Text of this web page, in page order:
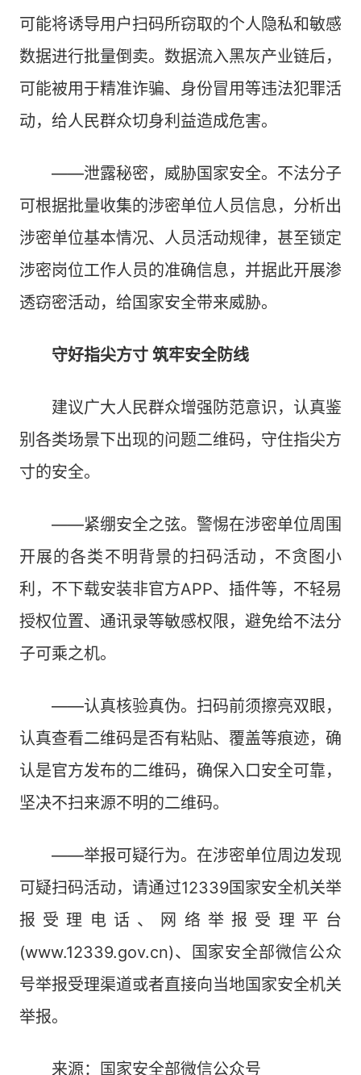
可能将诱导用户扫码所窃取的个人隐私和敏感
数据进行批量倒卖。数据流入黑灰产业链后，
可能被用于精准诈骗、身份冒用等违法犯罪活
动，给人民群众切身利益造成危害。
——泄露秘密，威胁国家安全。不法分子
可根据批量收集的涉密单位人员信息，分析出
涉密单位基本情况、人员活动规律，甚至锁定
涉密岗位工作人员的准确信息，并据此开展渗
透窃密活动，给国家安全带来威胁。
守好指尖方寸 筑牢安全防线
建议广大人民群众增强防范意识，认真鉴
别各类场景下出现的问题二维码，守住指尖方
寸的安全。
——紧绷安全之弦。警惕在涉密单位周围
开展的各类不明背景的扫码活动，不贪图小
利，不下载安装非官方APP、插件等，不轻易
授权位置、通讯录等敏感权限，避免给不法分
子可乘之机。
——认真核验真伪。扫码前须擦亮双眼，
认真查看二维码是否有粘贴、覆盖等痕迹，确
认是官方发布的二维码，确保入口安全可靠，
坚决不扫来源不明的二维码。
——举报可疑行为。在涉密单位周边发现
可疑扫码活动，请通过12339国家安全机关举
报受理电话、网络举报受理平台
(www.12339.gov.cn)、国家安全部微信公众
号举报受理渠道或者直接向当地国家安全机关
举报。
来源：国家安全部微信公众号